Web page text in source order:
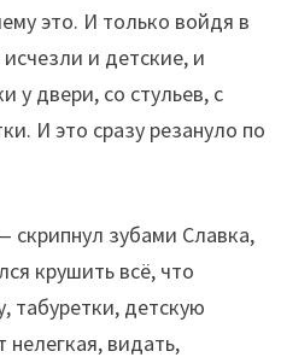
это. И только войдя в
и детские, и
двери, со стульев, с
И это сразу резануло по
зубами Славка,
крушить всё, что
табуретки, детскую
нелегкая, видать,